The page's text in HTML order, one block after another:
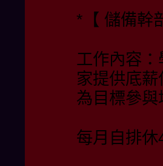
*【 儲備幹
工作內容
家提供底
為目標參與
每月自排休